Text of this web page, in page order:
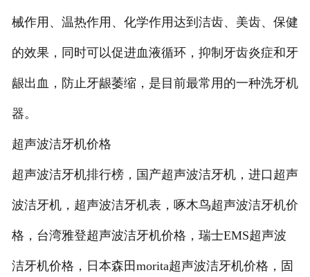
械作用、温热作用、化学作用达到洁齿、美齿、保健
的效果，同时可以促进血液循环，抑制牙齿炎症和牙
龈出血，防止牙龈萎缩，是目前最常用的一种洗牙机
器。
超声波洁牙机价格
超声波洁牙机排行榜，国产超声波洁牙机，进口超声
波洁牙机，超声波洁牙机表，啄木鸟超声波洁牙机价
格，台湾雅登超声波洁牙机价格，瑞士EMS超声波
洁牙机价格，日本森田morita超声波洁牙机价格，固